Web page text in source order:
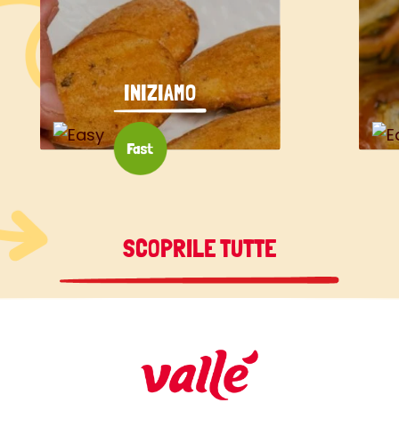
INIZIAMO
SCOPRILE TUTTE